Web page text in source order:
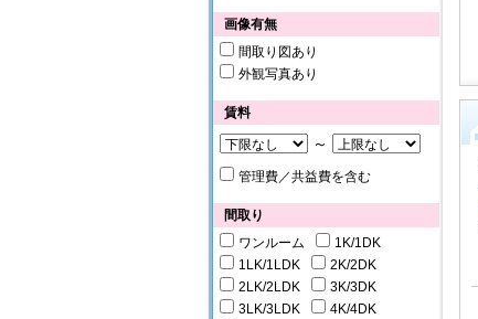
画像有無
間取り図あり
外観写真あり
賃料
～
管理費／共益費を含む
間取り
ワンルーム
1K/1DK
1LK/1LDK
2K/2DK
2LK/2LDK
3K/3DK
3LK/3LDK
4K/4DK